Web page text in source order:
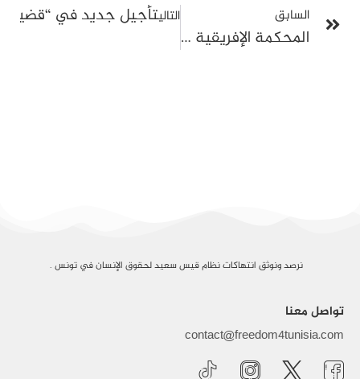
السابق
المحكمة الإفريقية ترفض طلب السلطات التونسية بشأن انسحابها من آلية الشكاوى الفردية
التاليتأجيل جديد في “قضية التآمر”:
نرصد ونوثق انتهاكات نظام قيس سعيد لحقوق الإنسان في تونس .
تواصل معنا
contact@freedom4tunisia.com